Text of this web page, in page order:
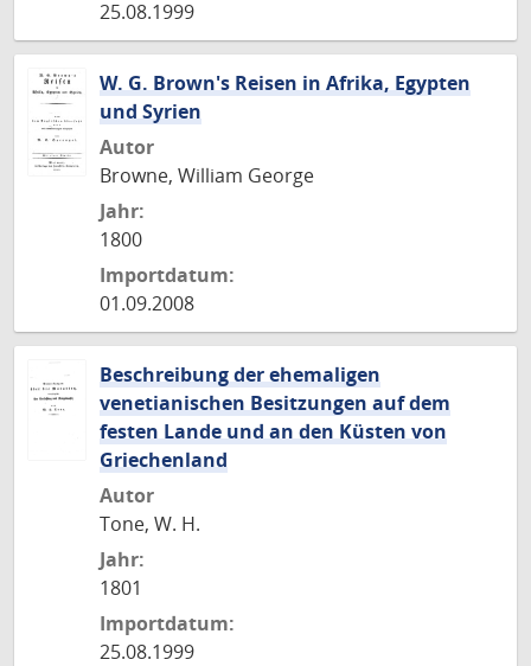
25.08.1999
W. G. Brown's Reisen in Afrika, Egypten
und Syrien
Autor
Browne, William George
Jahr:
1800
Importdatum:
01.09.2008
Beschreibung der ehemaligen
venetianischen Besitzungen auf dem
festen Lande und an den Küsten von
Griechenland
Autor
Tone, W. H.
Jahr:
1801
Importdatum:
25.08.1999